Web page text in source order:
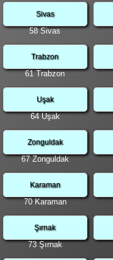
Sivas
58 Sivas
Trabzon
61 Trabzon
Uşak
64 Uşak
Zonguldak
67 Zonguldak
Karaman
70 Karaman
Şırnak
73 Şırnak